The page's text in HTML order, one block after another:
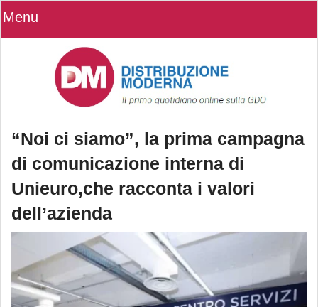
Menu
“Noi ci siamo”, la prima campagna
di comunicazione interna di
Unieuro,che racconta i valori
dell’azienda